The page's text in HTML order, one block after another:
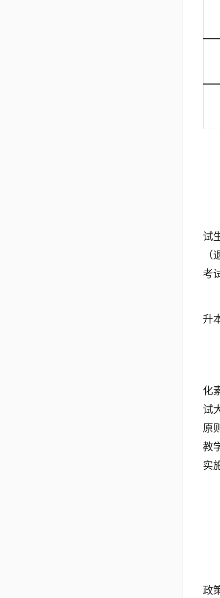
试
考
升
化
试
原
教
实
政